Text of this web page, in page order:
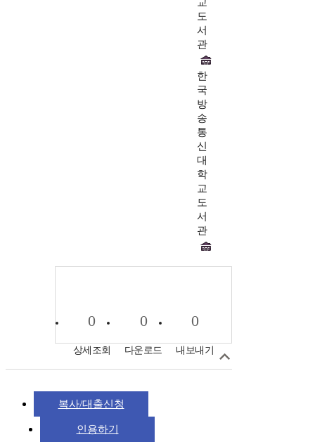
교
도
서
관
한
국
방
송
통
신
대
학
교
도
서
관
0
상세조회
0
다운로드
0
내보내기
복사/대출신청
인용하기